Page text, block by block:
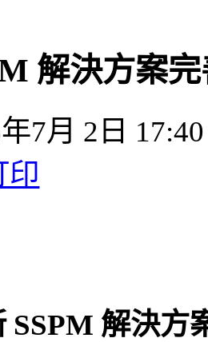
解決方案
7月 2日 17:40
SSPM 解決方